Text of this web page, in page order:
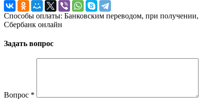
Способы оплаты: Банковским переводом, при получении,
Сбербанк онлайн
Задать вопрос
Вопрос *